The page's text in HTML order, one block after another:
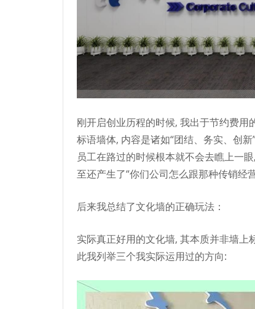
刚开启创业历程的时候, 我出于节约费用
标语墙体, 内容是诸如“团结、务实、创
员工在路过的时候根本就不会去瞧上一
至还产生了“你们公司怎么跟那种传销经
后来我总结了文化墙的正确玩法：
实际真正好用的文化墙, 其本质并非墙上
此我列举三个我实际运用过的方向: